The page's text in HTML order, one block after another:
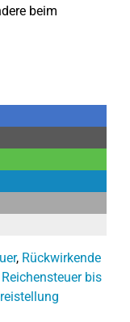
beim
, Rückwirkende
bis